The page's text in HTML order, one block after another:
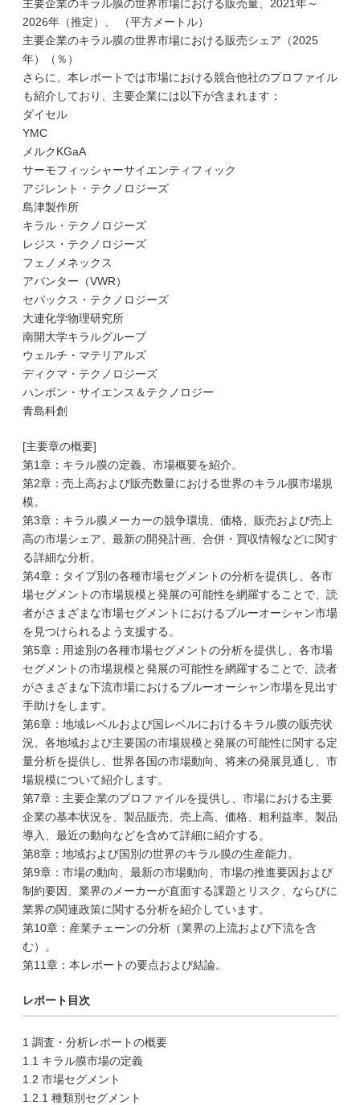
主要企業のキラル膜の世界市場における販売量、2021年～
2026年（推定）、 （平方メートル）
主要企業のキラル膜の世界市場における販売シェア（2025
年）（％）
さらに、本レポートでは市場における競合他社のプロファイル
も紹介しており、主要企業には以下が含まれます：
ダイセル
YMC
メルクKGaA
サーモフィッシャーサイエンティフィック
アジレント・テクノロジーズ
島津製作所
キラル・テクノロジーズ
レジス・テクノロジーズ
フェノメネックス
アバンター（VWR）
セパックス・テクノロジーズ
大連化学物理研究所
南開大学キラルグループ
ウェルチ・マテリアルズ
ディクマ・テクノロジーズ
ハンボン・サイエンス＆テクノロジー
青島科創
[主要章の概要]
第1章：キラル膜の定義、市場概要を紹介。
第2章：売上高および販売数量における世界のキラル膜市場規
模。
第3章：キラル膜メーカーの競争環境、価格、販売および売上
高の市場シェア、最新の開発計画、合併・買収情報などに関す
る詳細な分析。
第4章：タイプ別の各種市場セグメントの分析を提供し、各市
場セグメントの市場規模と発展の可能性を網羅することで、読
者がさまざまな市場セグメントにおけるブルーオーシャン市場
を見つけられるよう支援する。
第5章：用途別の各種市場セグメントの分析を提供し、各市場
セグメントの市場規模と発展の可能性を網羅することで、読者
がさまざまな下流市場におけるブルーオーシャン市場を見出す
手助けをします。
第6章：地域レベルおよび国レベルにおけるキラル膜の販売状
況。各地域および主要国の市場規模と発展の可能性に関する定
量分析を提供し、世界各国の市場動向、将来の発展見通し、市
場規模について紹介します。
第7章：主要企業のプロファイルを提供し、市場における主要
企業の基本状況を、製品販売、売上高、価格、粗利益率、製品
導入、最近の動向などを含めて詳細に紹介する。
第8章：地域および国別の世界のキラル膜の生産能力。
第9章：市場の動向、最新の市場動向、市場の推進要因および
制約要因、業界のメーカーが直面する課題とリスク、ならびに
業界の関連政策に関する分析を紹介しています。
第10章：産業チェーンの分析（業界の上流および下流を含
む）。
第11章：本レポートの要点および結論。
レポート目次
1 調査・分析レポートの概要
1.1 キラル膜市場の定義
1.2 市場セグメント
1.2.1 種類別セグメント